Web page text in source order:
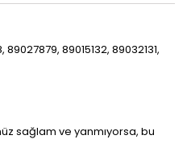
89015132, 89032131,
sağlam ve yanmıyorsa, bu